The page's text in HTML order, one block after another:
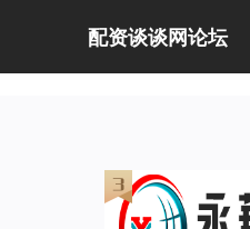
配资谈谈网论坛